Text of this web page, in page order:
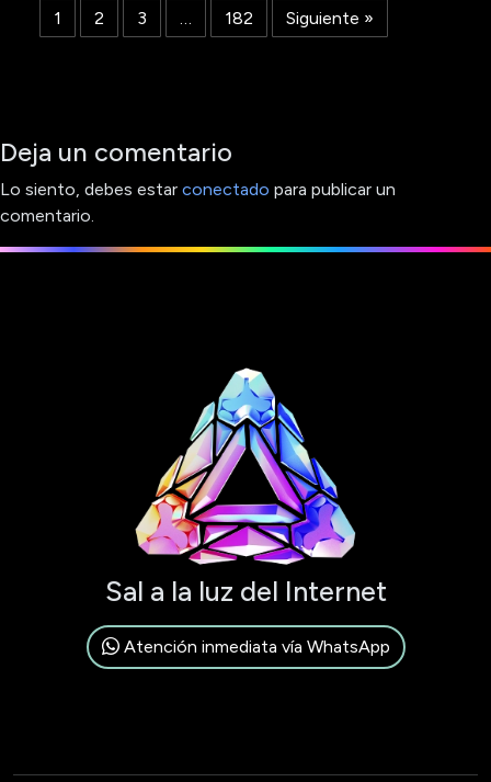
1 2 3 … 182 Siguiente »
Deja un comentario
Lo siento, debes estar conectado para publicar un
comentario.
Sal a la luz del Internet
Atención inmediata vía WhatsApp